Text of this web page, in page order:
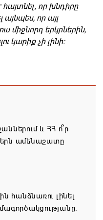
հայտնել, որ խնդիրը
որ այլ
միջնորդ երկրներին,
կարիք չի լինի։
և ՀՀ ո՞ր
ամենաշատը
հանձնառու լինել